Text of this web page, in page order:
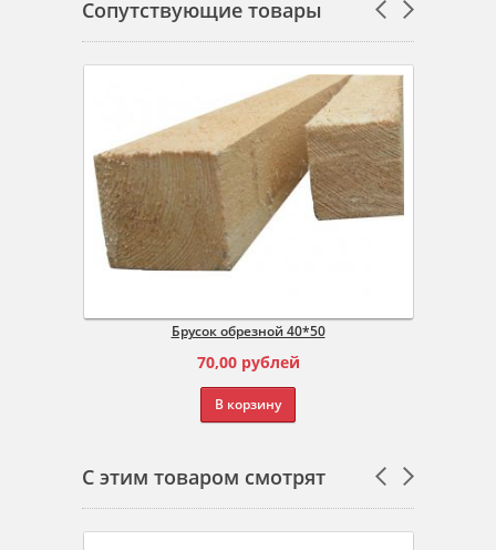
Сопутствующие товары
Брусок обрезной 40*50
70,00 рублей
В корзину
С этим товаром смотрят